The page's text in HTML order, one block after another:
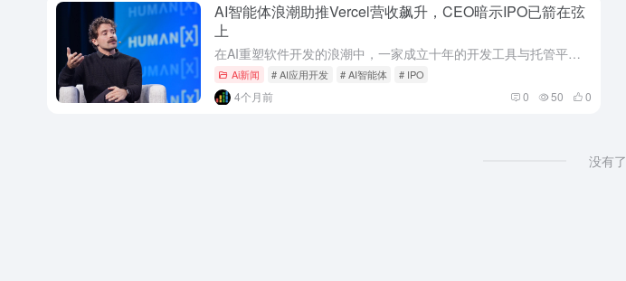
AI智能体浪潮助推Vercel营收飙升，CEO暗示IPO已箭在弦
上
在AI重塑软件开发的浪潮中，一家成立十年的开发工具与托管平台正迎来前所未有的增长。市场消息显示，Vercel的年经常性收入（ARR, Annual Recurring Revenue）在极短时间内实现...
Ai新闻 # AI应用开发 # AI智能体 # IPO
4个月前 0 50 0
没有了